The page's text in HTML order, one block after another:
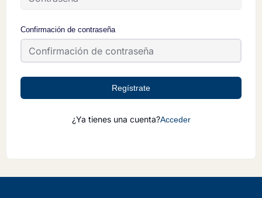
Confirmación de contraseña
Regístrate
¿Ya tienes una cuenta?Acceder